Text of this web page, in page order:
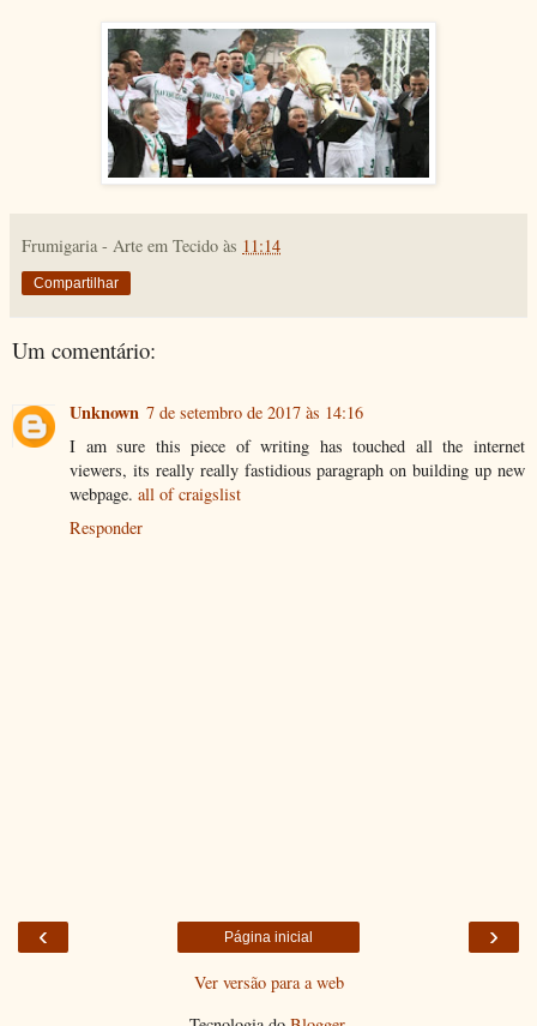
Frumigaria - Arte em Tecido às 11:14
Compartilhar
Um comentário:
Unknown 7 de setembro de 2017 às 14:16
I am sure this piece of writing has touched all the internet
viewers, its really really fastidious paragraph on building up new
webpage. all of craigslist
Responder
‹ ›
Página inicial
Ver versão para a web